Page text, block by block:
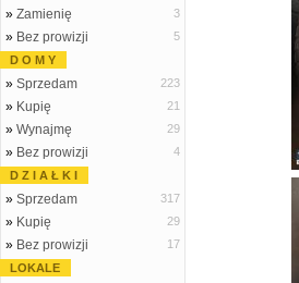
» Zamienię 3
» Bez prowizji
5
D O M Y
» Sprzedam 223
» Kupię 21
» Wynajmę 29
» Bez prowizji
4
D Z I A Ł K I
» Sprzedam 317
» Kupię 29
» Bez prowizji
17
LOKALE